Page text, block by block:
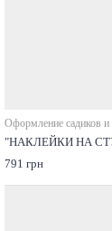
Оформление садиков
"НАКЛЕЙКИ НА
791 грн